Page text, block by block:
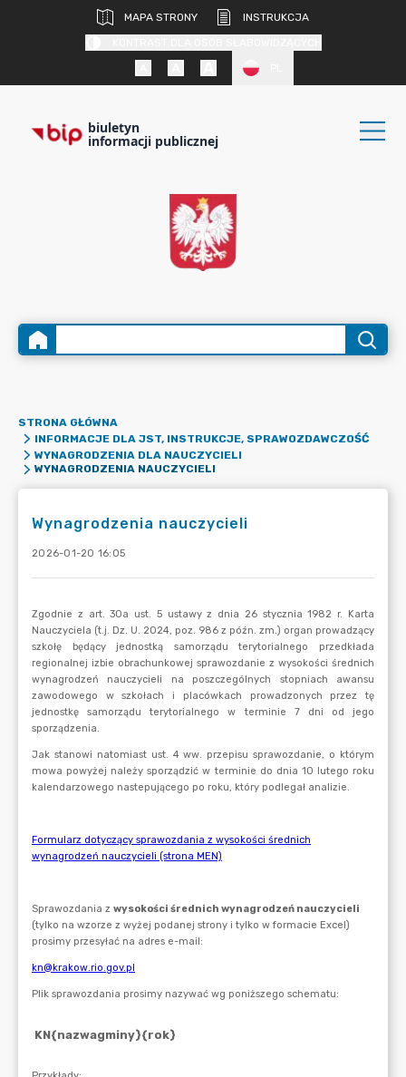
MAPA STRONY
INSTRUKCJA
biuletyn
informacji publicznej
STRONA GŁÓWNA
INFORMACJE DLA JST, INSTRUKCJE, SPRAWOZDAWCZOŚĆ
WYNAGRODZENIA DLA NAUCZYCIELI
WYNAGRODZENIA NAUCZYCIELI
Wynagrodzenia nauczycieli
2026-01-20 16:05